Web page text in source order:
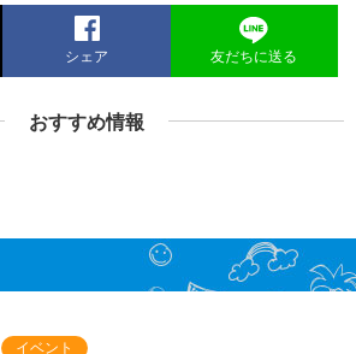
シェア 友だちに送る
おすすめ情報